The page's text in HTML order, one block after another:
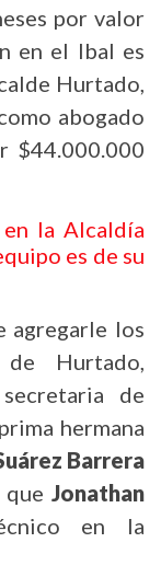
por valor
en el Ibal es
Hurtado,
abogado
$44.000.000
la Alcaldía
es de su
agregarle los
Hurtado,
de
hermana
Barrera
Jonathan
en la